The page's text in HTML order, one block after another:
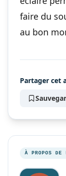
faire du
au bon
Partager cet
À PROPOS DE